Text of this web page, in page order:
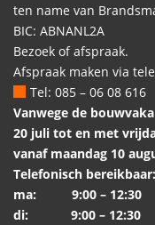
ten name van
BIC: ABNANL2A
Bezoek of afspraak.
Afspraak maken via
Tel: 085 – 06 08 616
Vanwege de
20 juli tot en met
vanaf maandag 10
Telefonisch bereikbaar:
ma: 9:00 – 12:30
di: 9:00 – 12:30